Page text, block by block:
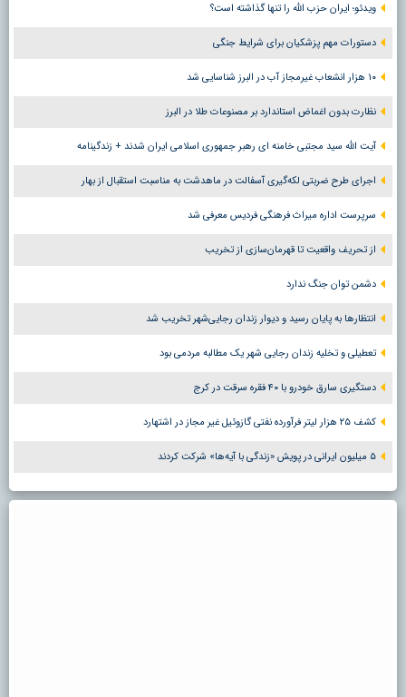
ویدئو؛ ایران حزب الله را تنها گذاشته است؟
دستورات مهم پزشکیان برای شرایط جنگی
۱۰ هزار انشعاب غیرمجاز آب در البرز شناسایی شد
نظارت بدون اغماض استاندارد بر مصنوعات طلا در البرز
آیت الله سید مجتبی خامنه ای رهبر جمهوری اسلامی ایران شدند + زندگینامه
اجرای طرح ضربتی لکه‌گیری آسفالت در ماهدشت به مناسبت استقبال از بهار
سرپرست اداره میراث فرهنگی فردیس معرفی شد
از تحریف واقعیت تا قهرمان‌سازی از تخریب
دشمن توان جنگ ندارد
انتظارها به پایان رسید و دیوار زندان رجایی‌شهر تخریب شد
تعطیلی و تخلیه زندان رجایی شهر یک مطالبه مردمی بود
دستگیری سارق خودرو با ۴۰ فقره سرقت در کرج
کشف ۲۵ هزار لیتر فرآورده نفتی گازوئیل غیر مجاز در اشتهارد
۵ میلیون ایرانی در پویش «زندگی با آیه‌ها» شرکت کردند